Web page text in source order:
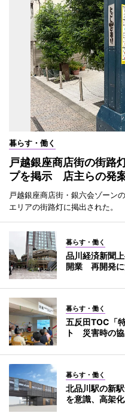
暮らす・働く
戸越銀座商店街の街路
プを掲示 店主らの発
戸越銀座商店街・銀六会ゾーン
エリアの街路灯に掲出された。
暮らす・働く
品川経済新聞
開業 再開発に
暮らす・働く
五反田TOC「
ト 災害時の
暮らす・働く
北品川駅の新
を意識、高架